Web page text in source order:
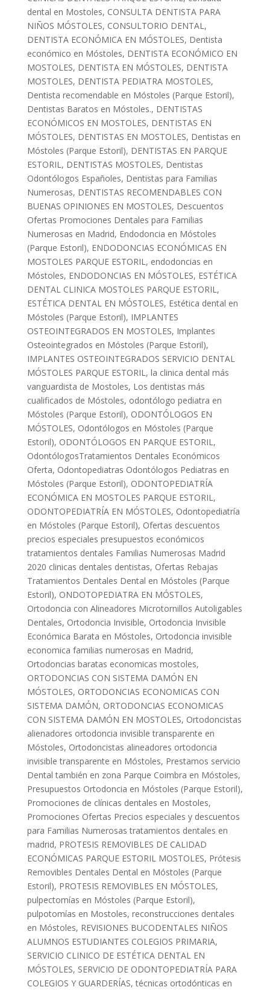
dental en Mostoles, CONSULTA DENTISTA PARA
NIÑOS MÓSTOLES, CONSULTORIO DENTAL,
DENTISTA ECONÓMICA EN MÓSTOLES, Dentista
económico en Móstoles, DENTISTA ECONÓMICO EN
MOSTOLES, DENTISTA EN MÓSTOLES, DENTISTA
MOSTOLES, DENTISTA PEDIATRA MOSTOLES,
Dentista recomendable en Móstoles (Parque Estoril),
Dentistas Baratos en Móstoles., DENTISTAS
ECONÓMICOS EN MOSTOLES, DENTISTAS EN
MÓSTOLES, DENTISTAS EN MOSTOLES, Dentistas en
Móstoles (Parque Estoril), DENTISTAS EN PARQUE
ESTORIL, DENTISTAS MOSTOLES, Dentistas
Odontólogos Españoles, Dentistas para Familias
Numerosas, DENTISTAS RECOMENDABLES CON
BUENAS OPINIONES EN MOSTOLES, Descuentos
Ofertas Promociones Dentales para Familias
Numerosas en Madrid, Endodoncia en Móstoles
(Parque Estoril), ENDODONCIAS ECONÓMICAS EN
MOSTOLES PARQUE ESTORIL, endodoncias en
Móstoles, ENDODONCIAS EN MÓSTOLES, ESTÉTICA
DENTAL CLINICA MOSTOLES PARQUE ESTORIL,
ESTÉTICA DENTAL EN MÓSTOLES, Estética dental en
Móstoles (Parque Estoril), IMPLANTES
OSTEOINTEGRADOS EN MOSTOLES, Implantes
Osteointegrados en Móstoles (Parque Estoril),
IMPLANTES OSTEOINTEGRADOS SERVICIO DENTAL
MÓSTOLES PARQUE ESTORIL, la clinica dental más
vanguardista de Mostoles, Los dentistas más
cualificados de Móstoles, odontólogo pediatra en
Móstoles (Parque Estoril), ODONTÓLOGOS EN
MÓSTOLES, Odontólogos en Móstoles (Parque
Estoril), ODONTÓLOGOS EN PARQUE ESTORIL,
OdontólogosTratamientos Dentales Económicos
Oferta, Odontopediatras Odontólogos Pediatras en
Móstoles (Parque Estoril), ODONTOPEDIATRÍA
ECONÓMICA EN MOSTOLES PARQUE ESTORIL,
ODONTOPEDIATRÍA EN MÓSTOLES, Odontopediatría
en Móstoles (Parque Estoril), Ofertas descuentos
precios especiales presupuestos económicos
tratamientos dentales Familias Numerosas Madrid
2020 clinicas dentales dentistas, Ofertas Rebajas
Tratamientos Dentales Dental en Móstoles (Parque
Estoril), ONDOTOPEDIATRA EN MÓSTOLES,
Ortodoncia con Alineadores Microtornillos Autoligables
Dentales, Ortodoncia Invisible, Ortodoncia Invisible
Económica Barata en Móstoles, Ortodoncia invisible
economica familias numerosas en Madrid,
Ortodoncias baratas economicas mostoles,
ORTODONCIAS CON SISTEMA DAMÓN EN
MÓSTOLES, ORTODONCIAS ECONOMICAS CON
SISTEMA DAMÓN, ORTODONCIAS ECONOMICAS
CON SISTEMA DAMÓN EN MOSTOLES, Ortodoncistas
alienadores ortodoncia invisible transparente en
Móstoles, Ortodoncistas alineadores ortodoncia
invisible transparente en Móstoles, Prestamos servicio
Dental también en zona Parque Coimbra en Móstoles,
Presupuestos Ortodoncia en Móstoles (Parque Estoril),
Promociones de clínicas dentales en Mostoles,
Promociones Ofertas Precios especiales y descuentos
para Familias Numerosas tratamientos dentales en
madrid, PROTESIS REMOVIBLES DE CALIDAD
ECONÓMICAS PARQUE ESTORIL MOSTOLES, Prótesis
Removibles Dentales Dental en Móstoles (Parque
Estoril), PROTESIS REMOVIBLES EN MÓSTOLES,
pulpectomías en Móstoles (Parque Estoril),
pulpotomías en Mostoles, reconstrucciones dentales
en Móstoles, REVISIONES BUCODENTALES NIÑOS
ALUMNOS ESTUDIANTES COLEGIOS PRIMARIA,
SERVICIO CLINICO DE ESTÉTICA DENTAL EN
MÓSTOLES, SERVICIO DE ODONTOPEDIATRÍA PARA
COLEGIOS Y GUARDERÍAS,técnicas ortodónticas en